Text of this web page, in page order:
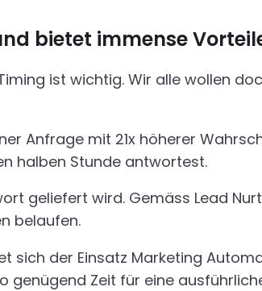
bietet immense
ist wichtig. Wir alle wollen
Anfrage mit 21x höherer
halben Stunde antwortest.
geliefert wird. Gemäss Lead
belaufen.
sich der Einsatz Marketing
genügend Zeit für eine